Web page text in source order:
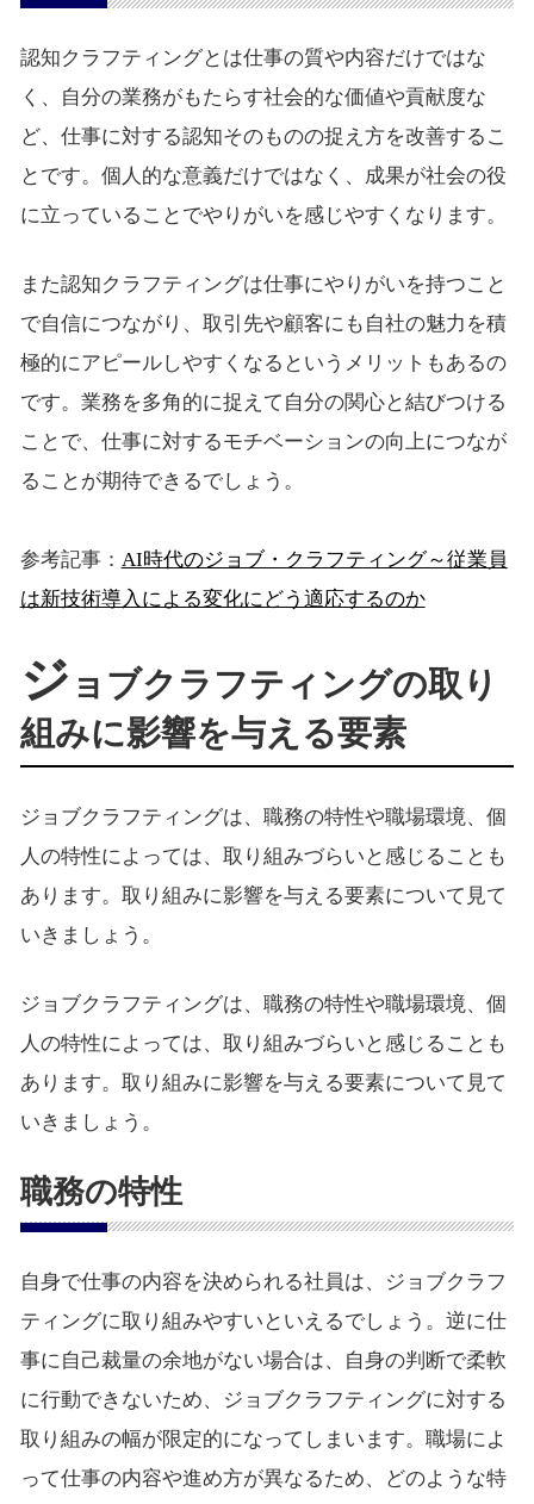
認知クラフティングとは仕事の質や内容だけではな
く、自分の業務がもたらす社会的な価値や貢献度な
ど、仕事に対する認知そのものの捉え方を改善するこ
とです。個人的な意義だけではなく、成果が社会の役
に立っていることでやりがいを感じやすくなります。
また認知クラフティングは仕事にやりがいを持つこと
で自信につながり、取引先や顧客にも自社の魅力を積
極的にアピールしやすくなるというメリットもあるの
です。業務を多角的に捉えて自分の関心と結びつける
ことで、仕事に対するモチベーションの向上につなが
ることが期待できるでしょう。
参考記事： AI時代のジョブ・クラフティング～従業員
は新技術導入による変化にどう適応するのか
ジ ョブクラフティングの取り
組みに影響を与える要素
ジョブクラフティングは、職務の特性や職場環境、個
人の特性によっては、取り組みづらいと感じることも
あります。取り組みに影響を与える要素について見て
いきましょう。
ジョブクラフティングは、職務の特性や職場環境、個
人の特性によっては、取り組みづらいと感じることも
あります。取り組みに影響を与える要素について見て
いきましょう。
職務の特性
自身で仕事の内容を決められる社員は、ジョブクラフ
ティングに取り組みやすいといえるでしょう。逆に仕
事に自己裁量の余地がない場合は、自身の判断で柔軟
に行動できないため、ジョブクラフティングに対する
取り組みの幅が限定的になってしまいます。職場によ
って仕事の内容や進め方が異なるため、どのような特